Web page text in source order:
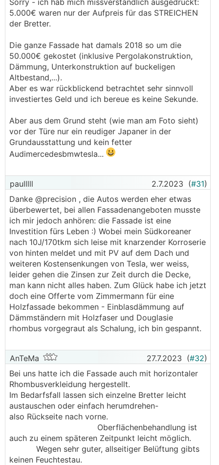
Sorry - ich hab mich missverständlich ausgedrückt:
5.000€ waren nur der Aufpreis für das STREICHEN
der Bretter.
Die ganze Fassade hat damals 2018 so um die
50.000€ gekostet (inklusive Pergolakonstruktion,
Dämmung, Unterkonstruktion auf buckeligen
Altbestand,...).
Aber es war rückblickend betrachtet sehr sinnvoll
investiertes Geld und ich bereue es keine Sekunde.
Aber aus dem Grund steht (wie man am Foto sieht)
vor der Türe nur ein reudiger Japaner in der
Grundausstattung und kein fetter
Audimercedesbmwtesla...
paulllll 2.7.2023 (#31)
Danke @precision , die Autos werden eher etwas
überbewertet, bei allen Fassadenangeboten musste
ich mir jedoch anhören: die Fassade ist eine
Investition fürs Leben :) Wobei mein Südkoreaner
nach 10J/170tkm sich leise mit knarzender Korroserie
von hinten meldet und mit PV auf dem Dach und
weiteren Kostensenkungen von Tesla, wer weiss,
leider gehen die Zinsen zur Zeit durch die Decke,
man kann nicht alles haben. Zum Glück habe ich jetzt
doch eine Offerte vom Zimmermann für eine
Holzfassade bekommen - Einblasdämmung auf
Dämmständern mit Holzfaser und Douglasie
rhombus vorgegraut als Schalung, ich bin gespannt.
AnTeMa 27.7.2023 (#32)
Bei uns hatte ich die Fassade auch mit horizontaler
Rhombusverkleidung hergestellt.
Im Bedarfsfall lassen sich einzelne Bretter leicht
austauschen oder einfach herumdrehen-
also Rückseite nach vorne.
Oberflächenbehandlung ist
auch zu einem späteren Zeitpunkt leicht möglich.
Wegen sehr guter, allseitiger Belüftung gibts
keinen Feuchtestau.